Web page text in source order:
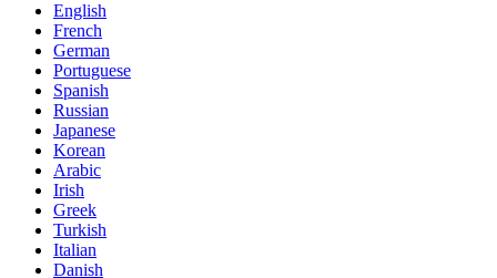
English
French
German
Portuguese
Spanish
Russian
Japanese
Korean
Arabic
Irish
Greek
Turkish
Italian
Danish